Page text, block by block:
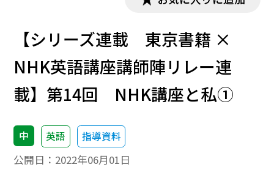
【シリーズ連載 東京書籍 ×
NHK英語講座講師陣リレー連
載】第14回 NHK講座と私①
中 英語 指導資料
公開日： 2022年06月01日